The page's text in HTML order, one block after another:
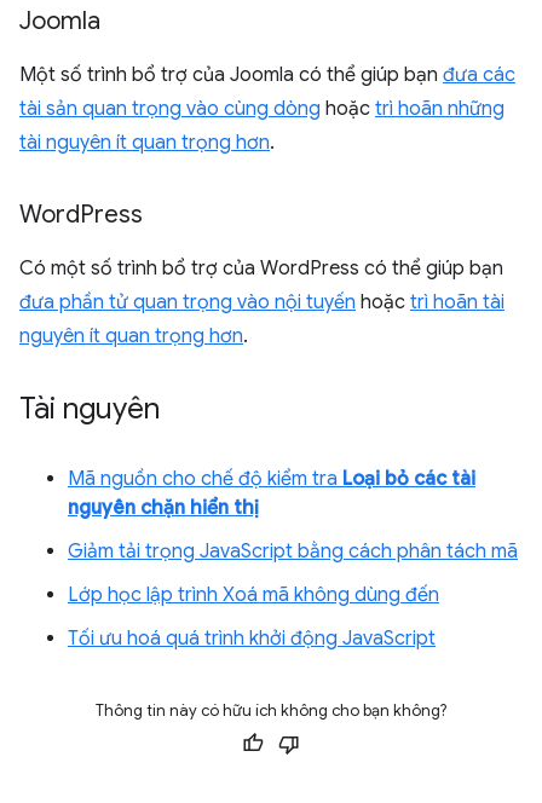
Joomla
Một số trình bổ trợ của Joomla có thể giúp bạn đưa các
tài sản quan trọng vào cùng dòng hoặc trì hoãn những
tài nguyên ít quan trọng hơn.
WordPress
Có một số trình bổ trợ của WordPress có thể giúp bạn
đưa phần tử quan trọng vào nội tuyến hoặc trì hoãn tài
nguyên ít quan trọng hơn.
Tài nguyên
Mã nguồn cho chế độ kiểm tra Loại bỏ các tài
nguyên chặn hiển thị
Giảm tải trọng JavaScript bằng cách phân tách mã
Lớp học lập trình Xoá mã không dùng đến
Tối ưu hoá quá trình khởi động JavaScript
Thông tin này có hữu ích không cho bạn không?